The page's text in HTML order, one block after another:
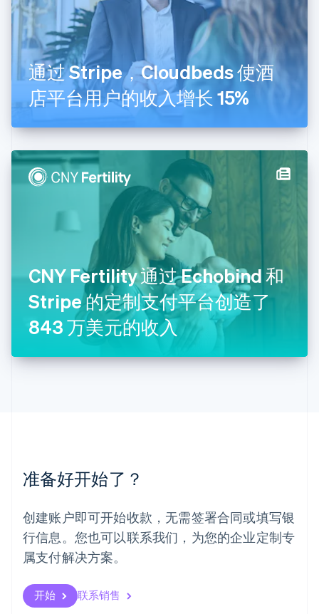
通过 Stripe，Cloudbeds 使酒
店平台用户的收入增长 15%
CNY Fertility 通过 Echobind 和
Stripe 的定制支付平台创造了
843 万美元的收入
准备好开始了？
创建账户即可开始收款，无需签署合同或填写银
行信息。您也可以联系我们，为您的企业定制专
属支付解决方案。
开始 联系销售
芬兰
EnglishSvenska
荷兰
Nederlands English
加拿大
English Français
捷克
克罗地亚
拉脱维亚
English
立陶宛
列支敦士登
English
Deutsch English
罗马尼亚
English
马尔他
English
马来西亚
简体中文
美国
日本
日本語English
SvenskaEnglish
瑞士
DeutschFrançais ItalianoEnglish
塞浦路斯
斯洛伐克
English